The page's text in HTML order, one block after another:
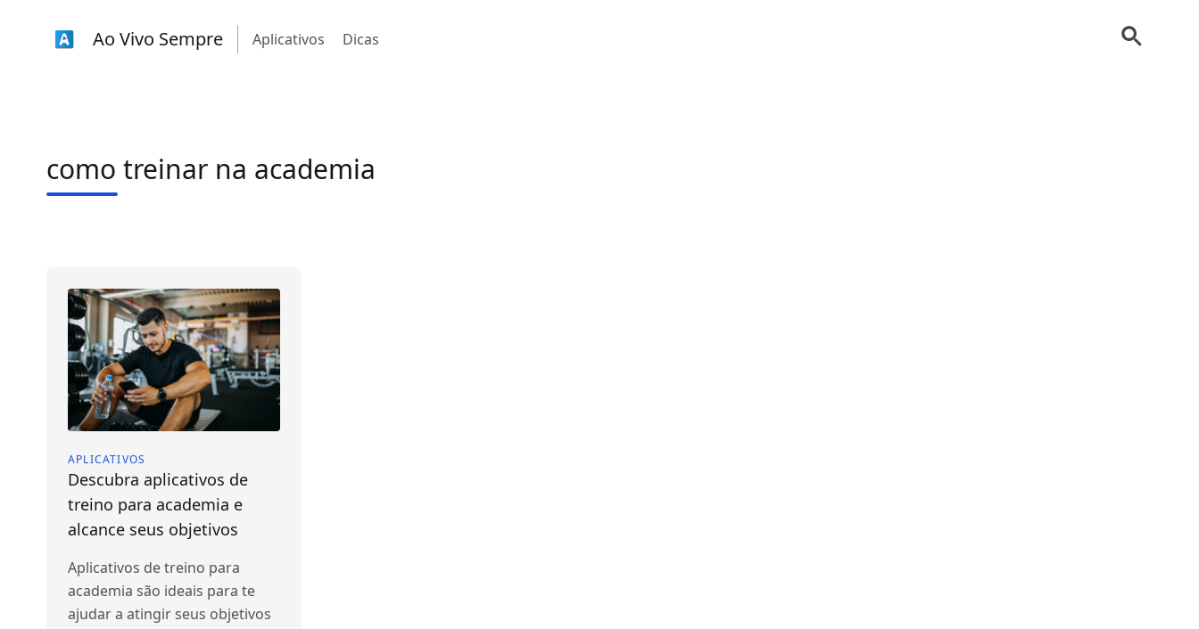
Ao Vivo Sempre Aplicativos Dicas
como treinar na academia
APLICATIVOS
Descubra aplicativos de
treino para academia e
alcance seus objetivos
Aplicativos de treino para
academia são ideais para te
ajudar a atingir seus objetivos